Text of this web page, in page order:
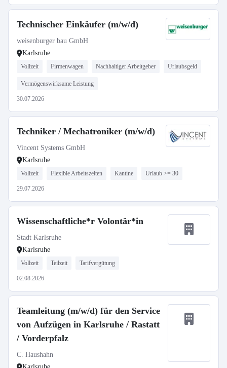
Technischer Einkäufer (m/w/d)
weisenburger bau GmbH
Karlsruhe
Vollzeit Firmenwagen Nachhaltiger Arbeitgeber Urlaubsgeld
Vermögenswirksame Leistung
30.07.2026
Techniker / Mechatroniker (m/w/d)
Vincent Systems GmbH
Karlsruhe
Vollzeit Flexible Arbeitszeiten Kantine Urlaub >= 30
29.07.2026
Wissenschaftliche*r Volontär*in
Stadt Karlsruhe
Karlsruhe
Vollzeit Teilzeit Tarifvergütung
02.08.2026
Teamleitung (m/w/d) für den Service
von Aufzügen in Karlsruhe / Rastatt
/ Vorderpfalz
C. Haushahn